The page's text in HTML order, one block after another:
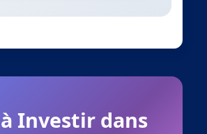
Investir dans